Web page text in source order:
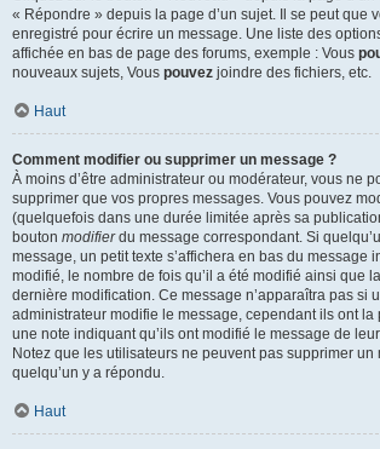
« Répondre » depuis la page d’un sujet. Il se peut que
enregistré pour écrire un message. Une liste des
affichée en bas de page des forums, exemple : Vous
nouveaux sujets, Vous pouvez joindre des fichiers, etc.
Haut
Comment modifier ou supprimer un message ?
À moins d’être administrateur ou modérateur, vous ne
supprimer que vos propres messages. Vous pouvez
(quelquefois dans une durée limitée après sa
bouton modifierdu message correspondant. Si
message, un petit texte s’affichera en bas du message
modifié, le nombre de fois qu’il a été modifié ainsi que
dernière modification. Ce message n’apparaîtra pas si
administrateur modifie le message, cependant ils ont
une note indiquant qu’ils ont modifié le message de
Notez que les utilisateurs ne peuvent pas supprimer un
quelqu’un y a répondu.
Haut